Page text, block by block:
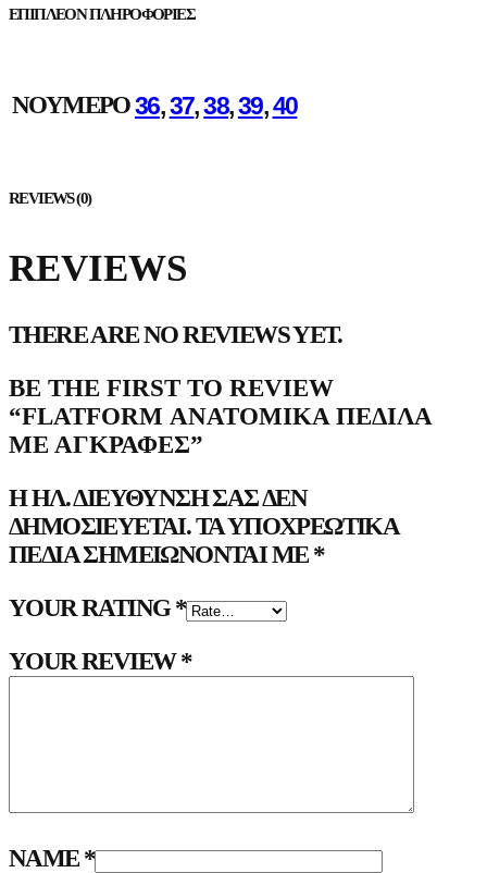
ΕΠΙΠΛΈΟΝ ΠΛΗΡΟΦΟΡΊΕΣ
ΝΟΎΜΕΡΟ36,37,38,39,40
REVIEWS (0)
REVIEWS
THERE ARE NO REVIEWS YET.
BE THE FIRST TO REVIEW
“FLATFORM ΑΝΑΤΟΜΙΚΆ ΠΈΔΙΛΑ
ΜΕ ΑΓΚΡΆΦΕΣ”
Η ΗΛ. ΔΙΕΎΘΥΝΣΗ ΣΑΣ ΔΕΝ
ΔΗΜΟΣΙΕΎΕΤΑΙ.ΤΑ ΥΠΟΧΡΕΩΤΙΚΆ
ΠΕΔΊΑ ΣΗΜΕΙΏΝΟΝΤΑΙ ΜΕ*
YOUR RATING*
YOUR REVIEW*
NAME*